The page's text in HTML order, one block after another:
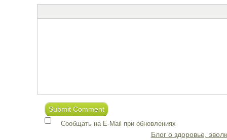
Сообщать на E-Mail при обновлениях
Блог о здоровье,